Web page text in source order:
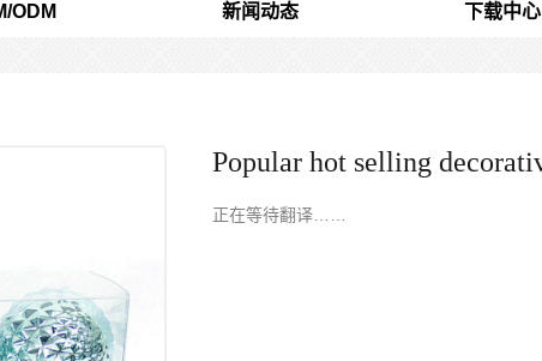
ODM 新闻动态 下载中心
Popular hot selling
正在等待翻译……